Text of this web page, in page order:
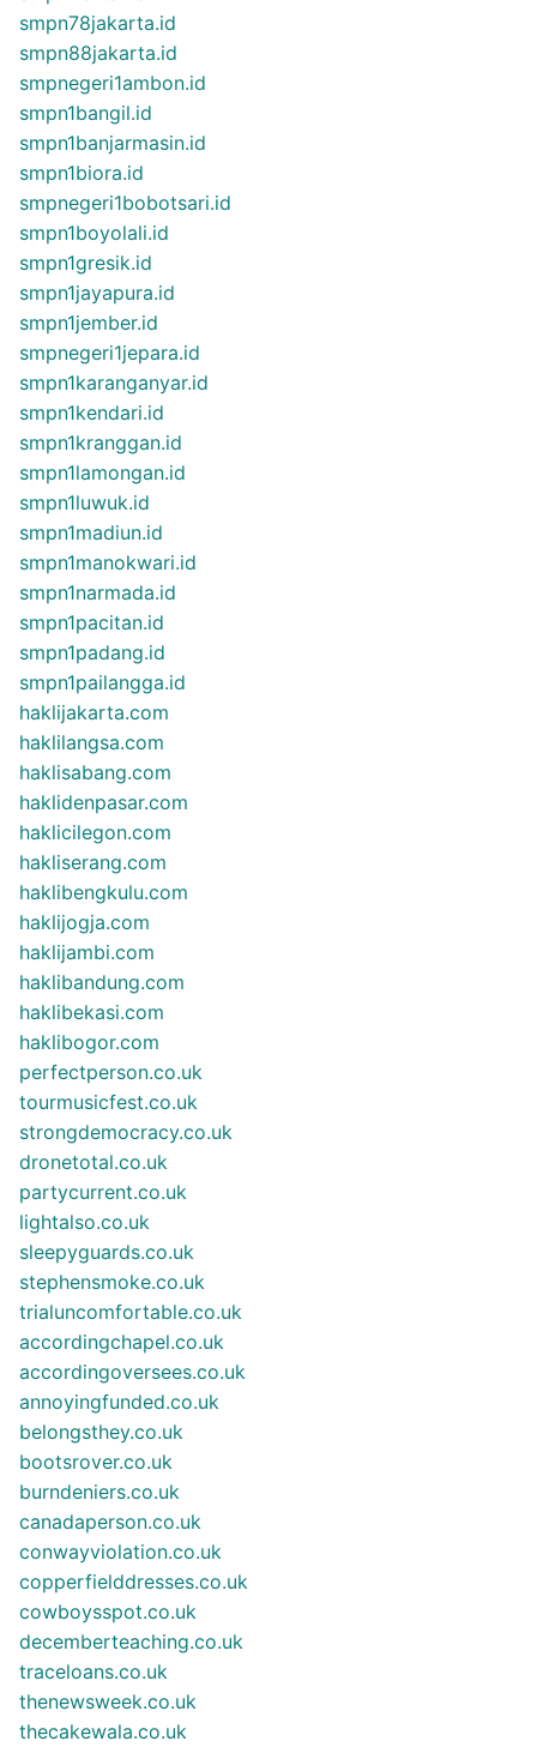
smpn78jakarta.id
smpn88jakarta.id
smpnegeri1ambon.id
smpn1bangil.id
smpn1banjarmasin.id
smpn1biora.id
smpnegeri1bobotsari.id
smpn1boyolali.id
smpn1gresik.id
smpn1jayapura.id
smpn1jember.id
smpnegeri1jepara.id
smpn1karanganyar.id
smpn1kendari.id
smpn1kranggan.id
smpn1lamongan.id
smpn1luwuk.id
smpn1madiun.id
smpn1manokwari.id
smpn1narmada.id
smpn1pacitan.id
smpn1padang.id
smpn1pailangga.id
haklijakarta.com
haklilangsa.com
haklisabang.com
haklidenpasar.com
haklicilegon.com
hakliserang.com
haklibengkulu.com
haklijogja.com
haklijambi.com
haklibandung.com
haklibekasi.com
haklibogor.com
perfectperson.co.uk
tourmusicfest.co.uk
strongdemocracy.co.uk
dronetotal.co.uk
partycurrent.co.uk
lightalso.co.uk
sleepyguards.co.uk
stephensmoke.co.uk
trialuncomfortable.co.uk
accordingchapel.co.uk
accordingoversees.co.uk
annoyingfunded.co.uk
belongsthey.co.uk
bootsrover.co.uk
burndeniers.co.uk
canadaperson.co.uk
conwayviolation.co.uk
copperfielddresses.co.uk
cowboysspot.co.uk
decemberteaching.co.uk
traceloans.co.uk
thenewsweek.co.uk
thecakewala.co.uk